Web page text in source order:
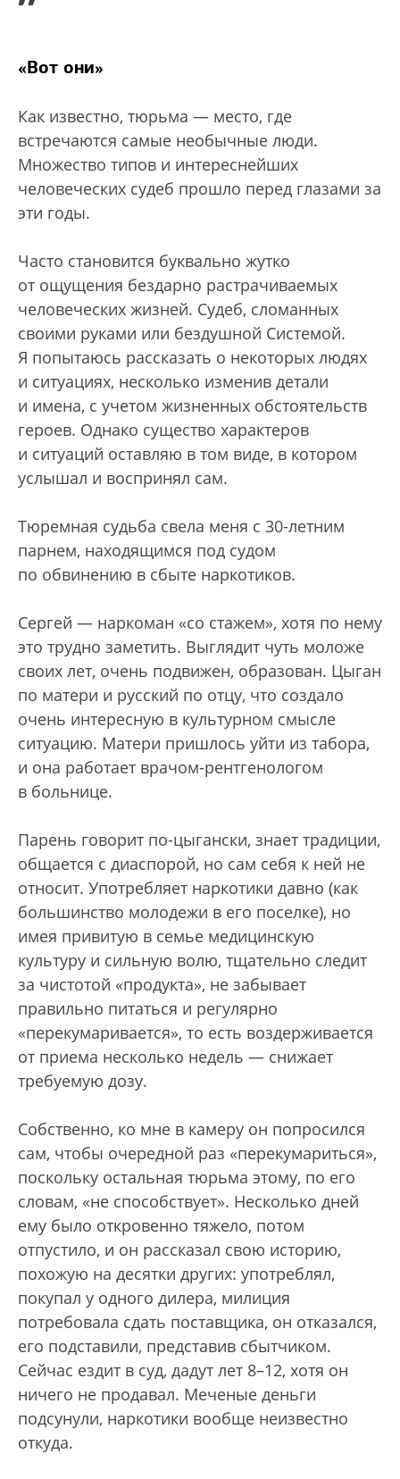
«Вот они»
Как известно, тюрьма — место, где
встречаются самые необычные люди.
Множество типов и интереснейших
человеческих судеб прошло перед глазами за
эти годы.
Часто становится буквально жутко
от ощущения бездарно растрачиваемых
человеческих жизней. Судеб, сломанных
своими руками или бездушной Системой.
Я попытаюсь рассказать о некоторых людях
и ситуациях, несколько изменив детали
и имена, с учетом жизненных обстоятельств
героев. Однако существо характеров
и ситуаций оставляю в том виде, в котором
услышал и воспринял сам.
Тюремная судьба свела меня с 30-летним
парнем, находящимся под судом
по обвинению в сбыте наркотиков.
Сергей — наркоман «со стажем», хотя по нему
это трудно заметить. Выглядит чуть моложе
своих лет, очень подвижен, образован. Цыган
по матери и русский по отцу, что создало
очень интересную в культурном смысле
ситуацию. Матери пришлось уйти из табора,
и она работает врачом-рентгенологом
в больнице.
Парень говорит по-цыгански, знает традиции,
общается с диаспорой, но сам себя к ней не
относит. Употребляет наркотики давно (как
большинство молодежи в его поселке), но
имея привитую в семье медицинскую
культуру и сильную волю, тщательно следит
за чистотой «продукта», не забывает
правильно питаться и регулярно
«перекумаривается», то есть воздерживается
от приема несколько недель — снижает
требуемую дозу.
Собственно, ко мне в камеру он попросился
сам, чтобы очередной раз «перекумариться»,
поскольку остальная тюрьма этому, по его
словам, «не способствует». Несколько дней
ему было откровенно тяжело, потом
отпустило, и он рассказал свою историю,
похожую на десятки других: употреблял,
покупал у одного дилера, милиция
потребовала сдать поставщика, он отказался,
его подставили, представив сбытчиком.
Сейчас ездит в суд, дадут лет 8–12, хотя он
ничего не продавал. Меченые деньги
подсунули, наркотики вообще неизвестно
откуда.